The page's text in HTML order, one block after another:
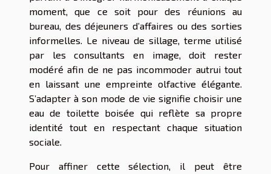
moment, que ce soit pour des réunions au
bureau, des déjeuners d’affaires ou des sorties
informelles. Le niveau de sillage, terme utilisé
par les consultants en image, doit rester
modéré afin de ne pas incommoder autrui tout
en laissant une empreinte olfactive élégante.
S’adapter à son mode de vie signifie choisir une
eau de toilette boisée qui reflète sa propre
identité tout en respectant chaque situation
sociale.
Pour affiner cette sélection, il peut être